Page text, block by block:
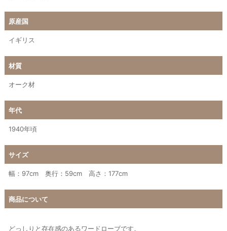
原産国
イギリス
材質
オーク材
年代
1940年頃
サイズ
幅：97cm 奥行：59cm 高さ：177cm
商品について
どっしりと存在感のあるワードローブです。